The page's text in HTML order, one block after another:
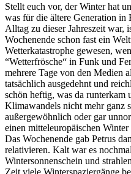
Stellt euch vor, der Winter hat
was für die ältere Generation in
Alltag zu dieser Jahreszeit war,
Wochenende schon fast ein
Wetterkatastrophe gewesen,
“Wetterfrösche“ in Funk und
mehrere Tage von den Medien
tatsächlich ausgedehnt und
schön heftig, was da runterkam
Klimawandels nicht mehr ganz
außergewöhnlich oder gar
einen mitteleuropäischen
Das Wochenende gab Petrus
relativieren. Kalt war es
Wintersonnenschein und
Zeit viele Winterspaziergänge